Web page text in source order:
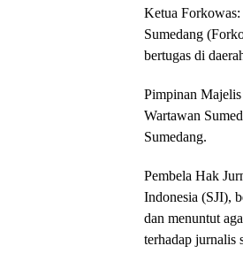
Ketua
Sumedang
bertugas di
Pimpinan
Wartawan
Sumedang.
Pembela Hak
Indonesia (SJI),
dan menuntut
terhadap jurnalis